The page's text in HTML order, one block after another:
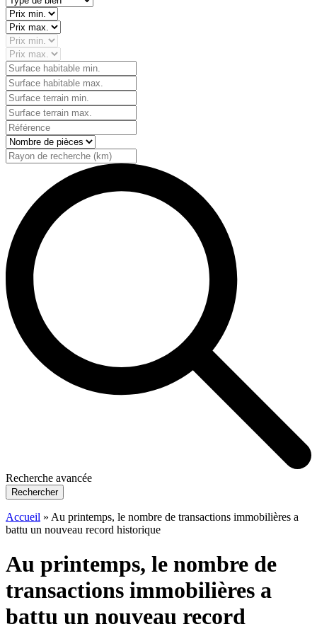
Recherche avancée
Rechercher
Accueil » Au printemps, le nombre de transactions immobilières a
battu un nouveau record historique
Au printemps, le nombre de
transactions immobilières a
battu un nouveau record